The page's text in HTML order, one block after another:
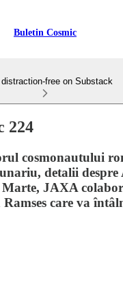
Buletin Cosmic
distraction-free on Substack
224
cosmonautului
detalii despre
Marte, JAXA
care va